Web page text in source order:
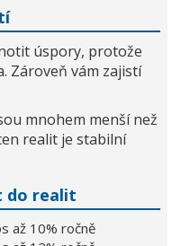
úspory, protože
Zároveň vám zajistí
mnohem menší než
realit je stabilní
do realit
až 10% ročně